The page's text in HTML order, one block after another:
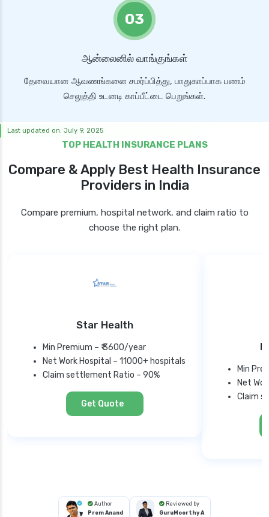
03
ஆன்லைனில் வாங்குங்கள்
தேவையான ஆவணங்களை சமர்ப்பித்து, பாதுகாப்பாக பணம்
செலுத்தி உடனடி காப்பீட்டை பெறுங்கள்.
Last updated on: July 9, 2025
TOP HEALTH INSURANCE PLANS
Compare & Apply Best Health Insurance
Providers in India
Compare premium, hospital network, and claim ratio to
choose the right plan.
Star Health
Min Premium – ₹ 3600/year
Net Work Hospital – 11000+ hospitals
Claim settlement Ratio – 90%
Get Quote
Min
Net
Claim
Author
Prem Anand
Reviewed by
GuruMoorthy A